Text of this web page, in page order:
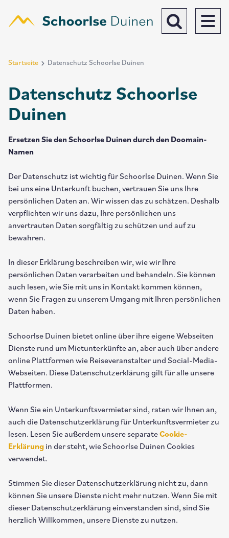
zum
Toggle search
Breadcrumb
Startseite Datenschutz Schoorlse Duinen
Datenschutz Schoorlse
Duinen
Ersetzen Sie den Schoorlse Duinen durch den Doomain-
Namen
Der Datenschutz ist wichtig für Schoorlse Duinen. Wenn Sie
bei uns eine Unterkunft buchen, vertrauen Sie uns Ihre
persönlichen Daten an. Wir wissen das zu schätzen. Deshalb
verpflichten wir uns dazu, Ihre persönlichen uns
anvertrauten Daten sorgfältig zu schützen und auf zu
bewahren.
In dieser Erklärung beschreiben wir, wie wir Ihre
persönlichen Daten verarbeiten und behandeln. Sie können
auch lesen, wie Sie mit uns in Kontakt kommen können,
wenn Sie Fragen zu unserem Umgang mit Ihren persönlichen
Daten haben.
Schoorlse Duinen bietet online über ihre eigene Webseiten
Dienste rund um Mietunterkünfte an, aber auch über andere
online Plattformen wie Reiseveranstalter und Social-Media-
Webseiten. Diese Datenschutzerklärung gilt für alle unsere
Plattformen.
Wenn Sie ein Unterkunftsvermieter sind, raten wir Ihnen an,
auch die Datenschutzerklärung für Unterkunftsvermieter zu
lesen. Lesen Sie außerdem unsere separateCookie-
Erklärung in der steht, wie Schoorlse Duinen Cookies
verwendet.
Stimmen Sie dieser Datenschutzerklärung nicht zu, dann
können Sie unsere Dienste nicht mehr nutzen. Wenn Sie mit
dieser Datenschutzerklärung einverstanden sind, sind Sie
herzlich Willkommen, unsere Dienste zu nutzen.